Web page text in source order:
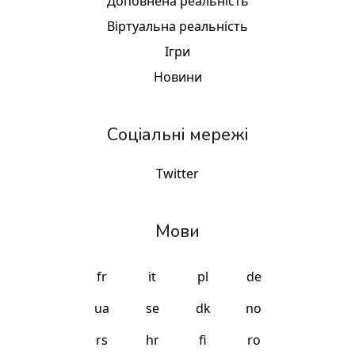
Віртуальна реальність
Ігри
Новини
Соціальні мережі
Twitter
Мови
fr it pl
de
ua
se dk
no
rs
hr fi ro